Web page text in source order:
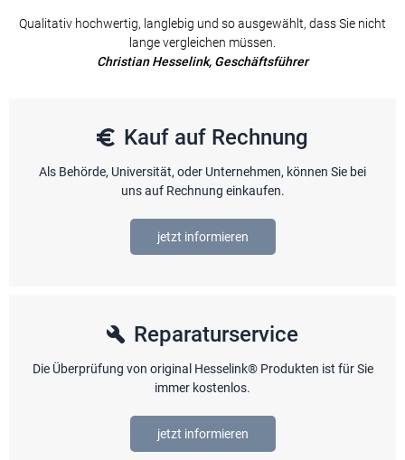
Qualitativ hochwertig, langlebig und so ausgewählt, dass Sie nicht
lange vergleichen müssen.
Christian Hesselink, Geschäftsführer
Kauf auf Rechnung
Als Behörde, Universität, oder Unternehmen, können Sie bei
uns auf Rechnung einkaufen.
jetzt informieren
Reparaturservice
Die Überprüfung von original Hesselink® Produkten ist für Sie
immer kostenlos.
jetzt informieren